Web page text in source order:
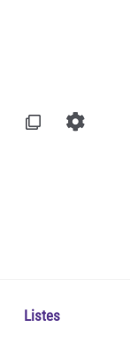
Rechercher
Listes